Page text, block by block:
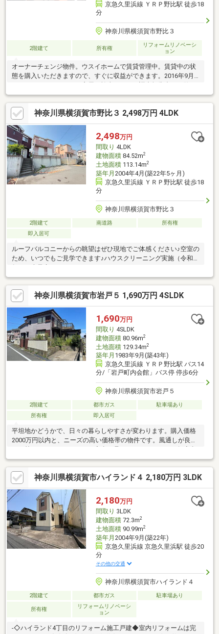
京急久里浜線 ＹＲＰ野比駅 徒歩18
分
神奈川県横須賀市野比３
2階建て 所有権
リフォームリノベーシ
ョン
オーナーチェンジ物件。ウスイホームで賃貸管理中。賃貸中の状
態を購入いただきますので、すぐに収益ができます。2016年9月
なれます。建物には約1000分の6以上の傾斜があり。建物全体に
西から東方向に傾斜傾向あり。南側の敷地一部が土砂災害警戒区
域、土砂災害特別警戒区域に指定されています。掲載の内装写真
は、2016年7月頃のリフォーム直後の写真となりますので、現状
とは状態が異なる場合がございます。賃貸中の為、室内のご見学
はできません。内装の状態が確認できない為、売主の引渡し後の
契約不適合責任は、免責とさせていただきます。
神奈川県横須賀市野比３ 2,498万円 4LDK
2,498万円
間取り 4LDK
建物面積84.52m2
土地面積113.14m2
築年月 2004年4月(築22年5ヶ月)
京急久里浜線 ＹＲＰ野比駅 徒歩18
分
神奈川県横須賀市野比３
2階建て 南道路
所有権
即入居可
ルーフバルコニーからの眺望はぜひ現地でご体感ください♪空室の
ため、いつでもご見学できます♪ハウスクリーニング実施（令和８
年７月末予定）
神奈川県横須賀市岩戸５ 1,690万円 4SLDK
1,690万円
間取り 4SLDK
建物面積80.96m2
土地面積129.34m2
築年月 1983年9月(築43年)
京急久里浜線 ＹＲＰ野比駅 バス14
分/「岩戸町内会館」バス停 停歩6分
神奈川県横須賀市岩戸５
2階建て 都市ガス
駐車場あり
所有権
即入居可
平坦地かどうかで、日々の暮らしやすさが変わります。購入価格
2000万円以内と、ニーズの高い価格帯の物件です。風通しが良
入居可能なので、若者に好評のオシャレな物件でも大丈夫。建物
面積80.96平米なので、使い勝手がいいです。ファミリーに好評。
経済的にもうれしい中古の戸建て物件です。
神奈川県横須賀市ハイランド４ 2,180万円 3LDK
2,180万円
間取り 3LDK
建物面積72.3m2
土地面積90.99m2
築年月 2004年9月(築22年)
京急久里浜線 京急久里浜駅 徒歩20
分
その他の交通
神奈川県横須賀市ハイランド４
2階建て 都市ガス 駐車場あり
所有権
リフォームリノベーシ
ョン
-◇ハイランド4丁目のリフォーム施工戸建◆室内リフォームは完